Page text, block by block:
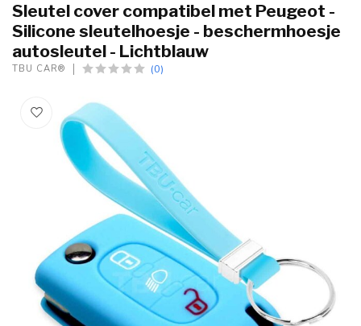
Sleutel cover compatibel met Peugeot -
Silicone sleutelhoesje - beschermhoesje
autosleutel - Lichtblauw
TBU CAR® (0)